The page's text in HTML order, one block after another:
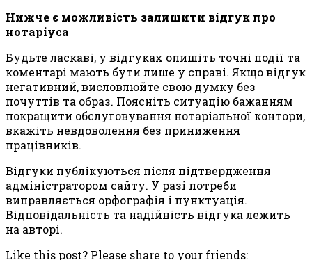
Нижче є можливість залишити відгук про
нотаріуса
Будьте ласкаві, у відгуках опишіть точні події та
коментарі мають бути лише у справі. Якщо відгук
негативний, висловлюйте свою думку без
почуттів та образ. Поясніть ситуацію бажанням
покращити обслуговування нотаріальної контори,
вкажіть невдоволення без приниження
працівників.
Відгуки публікуються після підтвердження
адміністратором сайту. У разі потреби
виправляється орфографія і пунктуація.
Відповідальність та надійність відгука лежить
на авторі.
Like this post? Please share to your friends: